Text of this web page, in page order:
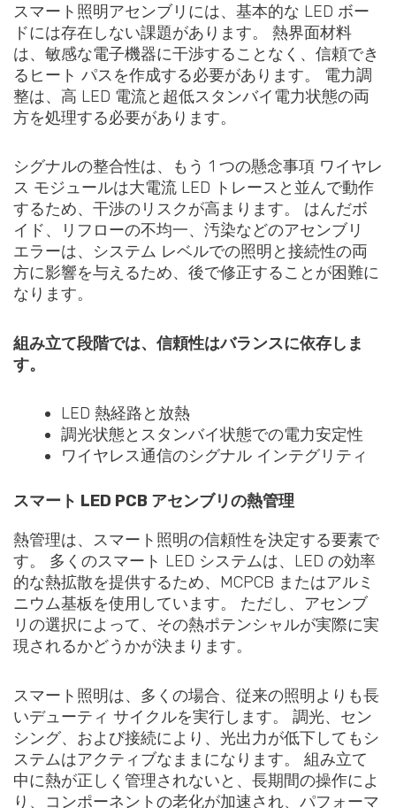
スマート照明アセンブリには、基本的な LED ボー
ドには存在しない課題があります。 熱界面材料
は、敏感な電子機器に干渉することなく、信頼でき
るヒート パスを作成する必要があります。 電力調
整は、高 LED 電流と超低スタンバイ電力状態の両
方を処理する必要があります。
シグナルの整合性は、もう 1 つの懸念事項 ワイヤレ
ス モジュールは大電流 LED トレースと並んで動作
するため、干渉のリスクが高まります。 はんだボ
イド、リフローの不均一、汚染などのアセンブリ
エラーは、システム レベルでの照明と接続性の両
方に影響を与えるため、後で修正することが困難に
なります。
組み立て段階では、信頼性はバランスに依存しま
す。
LED 熱経路と放熱
調光状態とスタンバイ状態での電力安定性
ワイヤレス通信のシグナル インテグリティ
スマート LED PCB アセンブリの熱管理
熱管理は、スマート照明の信頼性を決定する要素で
す。 多くのスマート LED システムは、LED の効率
的な熱拡散を提供するため、MCPCB またはアルミ
ニウム基板を使用しています。 ただし、アセンブ
リの選択によって、その熱ポテンシャルが実際に実
現されるかどうかが決まります。
スマート照明は、多くの場合、従来の照明よりも長
いデューティ サイクルを実行します。 調光、セン
シング、および接続により、光出力が低下してもシ
ステムはアクティブなままになります。 組み立て
中に熱が正しく管理されないと、長期間の操作によ
り、コンポーネントの老化が加速され、パフォーマ